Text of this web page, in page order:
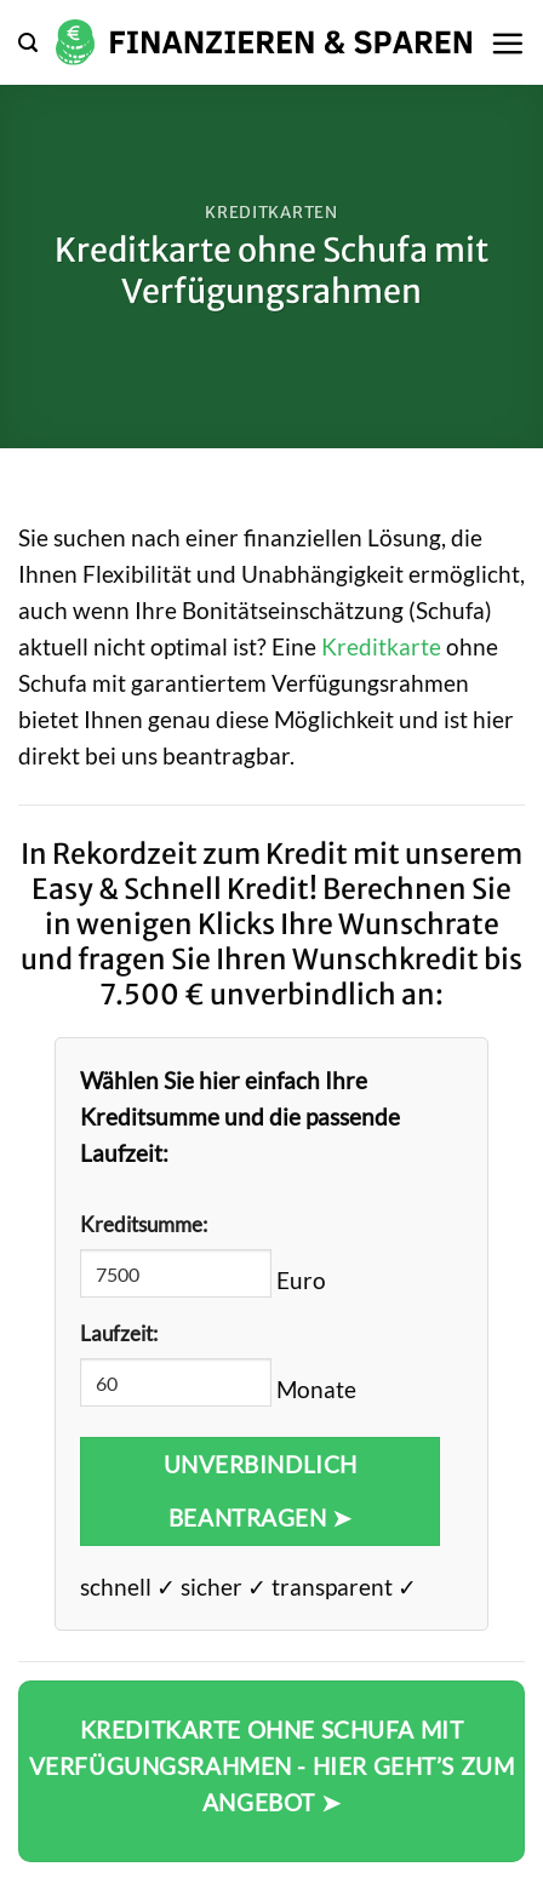
Inhalt
springen
KREDITKARTEN
Kreditkarte ohne Schufa mit
Verfügungsrahmen
Sie suchen nach einer finanziellen Lösung, die
Ihnen Flexibilität und Unabhängigkeit ermöglicht,
auch wenn Ihre Bonitätseinschätzung (Schufa)
aktuell nicht optimal ist? Eine Kreditkarteohne
Schufa mit garantiertem Verfügungsrahmen
bietet Ihnen genau diese Möglichkeit und ist hier
direkt bei uns beantragbar.
In Rekordzeit zum Kredit mit unserem
Easy & Schnell Kredit! Berechnen Sie
in wenigen Klicks Ihre Wunschrate
und fragen Sie Ihren Wunschkredit bis
7.500 € unverbindlich an:
Wählen Sie hier einfach Ihre
Kreditsumme und die passende
Laufzeit:
Kreditsumme:
Euro
Laufzeit:
Monate
UNVERBINDLICH
BEANTRAGEN ➤
schnell ✓ sicher ✓ transparent ✓
KREDITKARTE OHNE SCHUFA MIT
VERFÜGUNGSRAHMEN - HIER GEHT’S ZUM
ANGEBOT ➤